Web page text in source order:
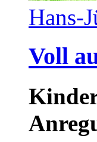
Hans-
Voll